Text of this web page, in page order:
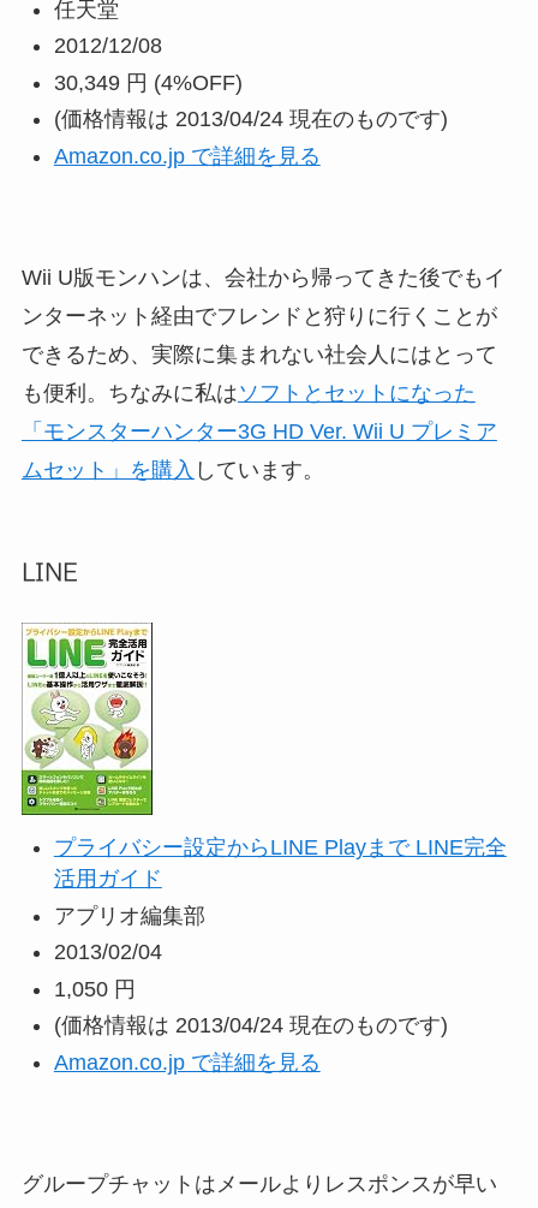
任天堂
2012/12/08
30,349 円 (4%OFF)
(価格情報は 2013/04/24 現在のものです)
Amazon.co.jp で詳細を見る
Wii U版モンハンは、会社から帰ってきた後でもイ
ンターネット経由でフレンドと狩りに行くことが
できるため、実際に集まれない社会人にはとって
も便利。ちなみに私はソフトとセットになった
「モンスターハンター3G HD Ver. Wii U プレミア
ムセット」を購入 しています。
LINE
プライバシー設定からLINE Playまで LINE完全
活用ガイド
アプリオ編集部
2013/02/04
1,050 円
(価格情報は 2013/04/24 現在のものです)
Amazon.co.jp で詳細を見る
グループチャットはメールよりレスポンスが早い